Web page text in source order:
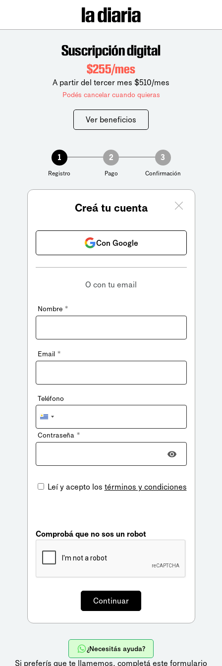
Suscripción digital
$255/mes
A partir del tercer mes $510/mes
Podés cancelar cuando quieras
Ver beneficios
1
Registro
2
Pago
3
Confirmación
Creá tu cuenta
Con Google
O con tu email
Nombre *
Email *
Teléfono
Uruguay
+598
Contraseña *
Leí y acepto los términos y condiciones
Comprobá que no sos un robot
¿Necesitás ayuda?
Si preferís que te llamemos, completá este formulario